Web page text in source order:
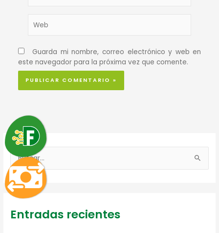
Guarda mi nombre, correo electrónico y web en
este navegador para la próxima vez que comente.
u
s
c
a
Entradas recientes